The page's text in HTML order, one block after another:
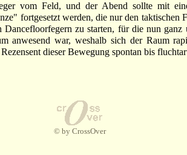
vom Feld, und der Abend sollte mit
fortgesetzt werden, die nur den taktischen
Dancefloorfegern zu starten, für die nun ganz
anwesend war, weshalb sich der Raum
dieser Bewegung spontan bis
© by CrossOver